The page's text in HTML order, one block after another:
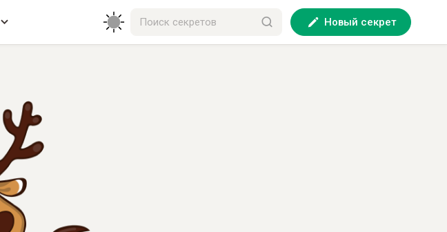
Новый секрет